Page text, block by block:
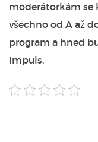
moderátorkám se
všechno od A až
program a hned
Impuls.